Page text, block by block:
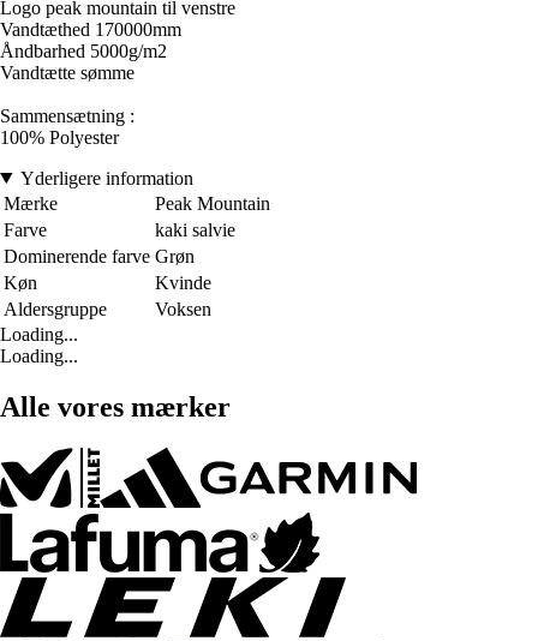
Logo peak mountain til venstre
Vandtæthed 170000mm
Åndbarhed 5000g/m2
Vandtætte sømme
Sammensætning :
100% Polyester
Yderligere information
Mærke
Peak Mountain
Farve
kaki salvie
Dominerende farve Grøn
Køn
Kvinde
Aldersgruppe
Voksen
Loading...
Loading...
Alle vores mærker